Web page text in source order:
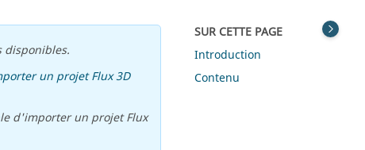
un projet Flux 3D
d'importer un projet Flux
SUR CETTE PAGE
Introduction
Contenu